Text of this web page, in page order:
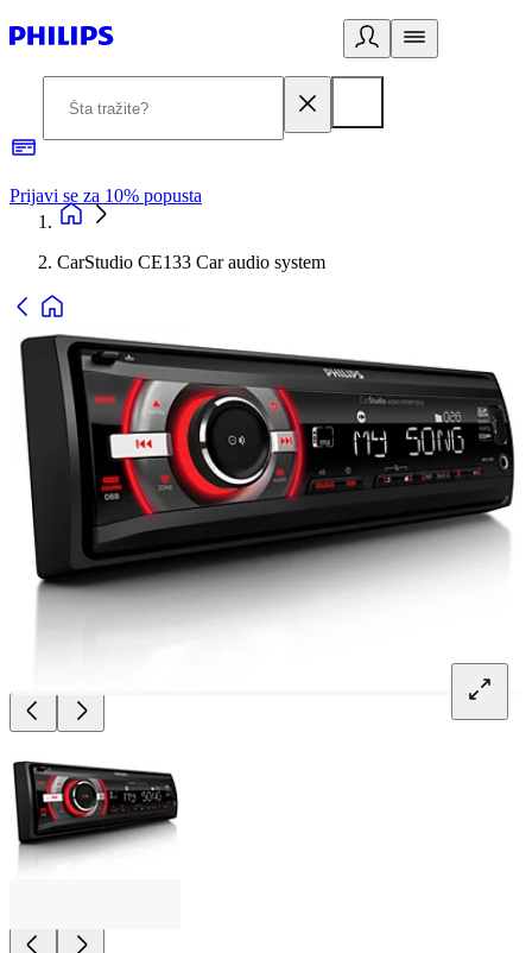
Prijavi se za 10% popusta
CarStudio CE133 Car audio system